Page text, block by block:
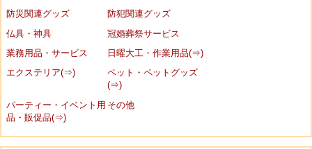
防災関連グッズ
防犯関連グッズ
仏具・神具
冠婚葬祭サービス
業務用品・サービス
日曜大工・作業用品(⇒)
エクステリア(⇒)
ペット・ペットグッズ
(⇒)
パーティー・イベント用
品・販促品(⇒)
その他